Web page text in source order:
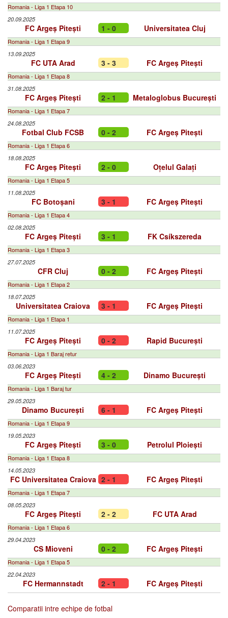
Romania - Liga 1 Etapa 10
20.09.2025
FC Argeș Pitești 1 - 0 Universitatea Cluj
Romania - Liga 1 Etapa 9
13.09.2025
FC UTA Arad 3 - 3 FC Argeș Pitești
Romania - Liga 1 Etapa 8
31.08.2025
FC Argeș Pitești 2 - 1 Metaloglobus București
Romania - Liga 1 Etapa 7
24.08.2025
Fotbal Club FCSB 0 - 2 FC Argeș Pitești
Romania - Liga 1 Etapa 6
18.08.2025
FC Argeș Pitești 2 - 0 Oțelul Galați
Romania - Liga 1 Etapa 5
11.08.2025
FC Botoșani 3 - 1 FC Argeș Pitești
Romania - Liga 1 Etapa 4
02.08.2025
FC Argeș Pitești 3 - 1 FK Csíkszereda
Romania - Liga 1 Etapa 3
27.07.2025
CFR Cluj 0 - 2 FC Argeș Pitești
Romania - Liga 1 Etapa 2
18.07.2025
Universitatea Craiova 3 - 1 FC Argeș Pitești
Romania - Liga 1 Etapa 1
11.07.2025
FC Argeș Pitești 0 - 2 Rapid București
Romania - Liga 1 Baraj retur
03.06.2023
FC Argeș Pitești 4 - 2 Dinamo București
Romania - Liga 1 Baraj tur
29.05.2023
Dinamo București 6 - 1 FC Argeș Pitești
Romania - Liga 1 Etapa 9
19.05.2023
FC Argeș Pitești 3 - 0 Petrolul Ploiești
Romania - Liga 1 Etapa 8
14.05.2023
FC Universitatea Craiova 2 - 1 FC Argeș Pitești
Romania - Liga 1 Etapa 7
08.05.2023
FC Argeș Pitești 2 - 2 FC UTA Arad
Romania - Liga 1 Etapa 6
29.04.2023
CS Mioveni 0 - 2 FC Argeș Pitești
Romania - Liga 1 Etapa 5
22.04.2023
FC Hermannstadt 2 - 1 FC Argeș Pitești
Comparatii intre echipe de fotbal